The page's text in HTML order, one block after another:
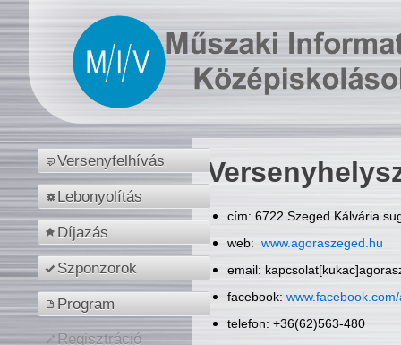
Versenyfelhívás
Lebonyolítás
Díjazás
Szponzorok
Program
Regisztráció
cím: 6722 Szeged Kálvária
web: www.agoraszeged.hu
email:
facebook:
telefon: +36(62)563-480